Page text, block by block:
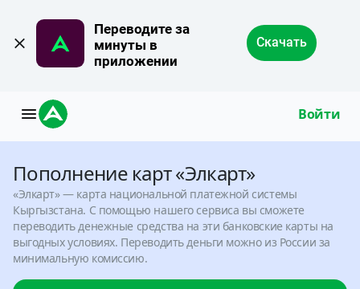
Переводите за
минуты в
приложении
Скачать
Войти
Пополнение карт «Элкарт»
«Элкарт» — карта национальной платежной системы
Кыргызстана. С помощью нашего сервиса вы сможете
переводить денежные средства на эти банковские карты на
выгодных условиях. Переводить деньги можно из России за
минимальную комиссию.